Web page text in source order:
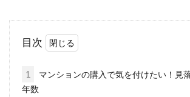
リビングが狭い場
入らない」と...
目次
1
マンションの購入で気を付けたい！見
年数